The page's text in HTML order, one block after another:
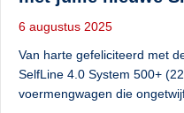
6 augustus 2025
Van harte gefeliciteerd met
SelfLine 4.0 System 500+
voermengwagen die